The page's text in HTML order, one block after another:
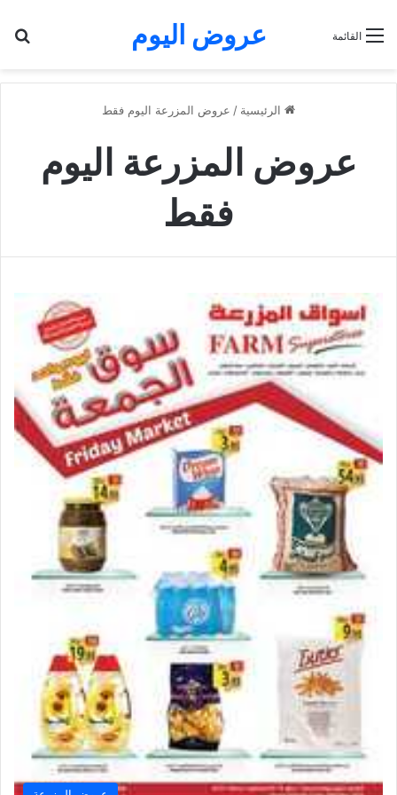
عروض اليوم القائمة
الرئيسية / عروض المزرعة اليوم فقط
عروض المزرعة اليوم
فقط